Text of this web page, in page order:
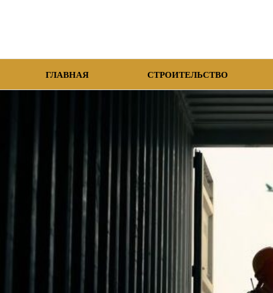
ГЛАВНАЯ СТРОИТЕЛЬСТВО